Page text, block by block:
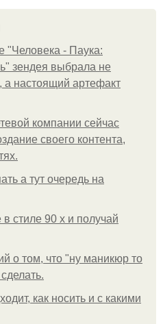
"Человека - Паука:
зендея выбрала не
а настоящий артефакт
компании сейчас
своего контента,
а тут очередь на
стиле 90 х и получай
о том, что "ну маникюр то
как носить и с какими